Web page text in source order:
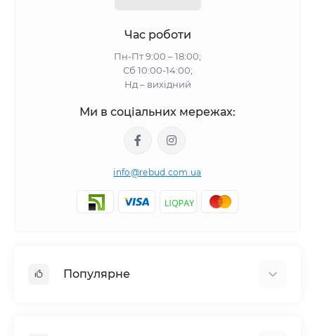
Час роботи
Пн-Пт 9:00 – 18:00;
Сб 10:00-14:00;
Нд – вихідний
Ми в соціальних мережах:
info@rebud.com.ua
Популярне